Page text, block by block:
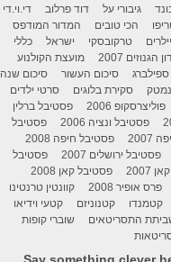
גיבורי על דוד פרלוב
די.וי.די
הכי טובים
המדור המודפס
טרקובסקי ישראל
כללי
הגנוזים 2007
מועצת הקולנוע
סיכום העשור
סיכום שנה
סקירת בלוגים
סרטי ילדים
פוליצרסקופ 2006
פסטיבל ברלין
פסטיבל ונציה 2006
פסטיבל
פסטיבל חיפה 2008
פסטיבל ירושלים 2007
פסטיבל
פסטיבל קאן 2008
פרס אופיר 2008
קוונטין טרנטינו
קטמנדו קטנוניזם
קטעי וידיאו
התסריטאים
שוברי קופות